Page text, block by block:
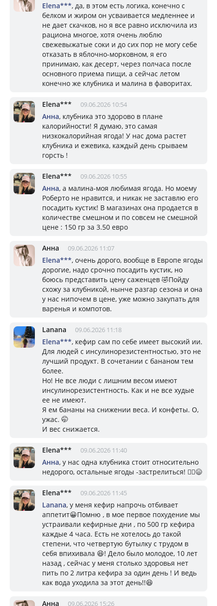
Elena***, да, в этом есть логика, конечно с
белком и жиром он усваивается медленнее и
не дает скачков, но я все равно исключила из
рациона многое, хотя очень люблю
свежевыжатые соки и до сих пор не могу себе
отказать в яблочно-морковном, я его
принимаю, как десерт, через полчаса после
основного приема пищи, а сейчас летом
конечно же клубника и малина в фаворитах.
Elena*** 09.06.2026 10:54
Анна, клубника это здорово в плане
калорийности! Я думаю, это самая
низкокалорийная ягода! У нас дома растет
клубника и ежевика, каждый день срываем
горсть !
Elena*** 09.06.2026 10:55
Анна, а малина-моя любимая ягода. Но моему
Роберто не нравится, и никак не заставлю его
посадить кустик! В магазинах она продается в
количестве смешном и по совсем не смешной
цене : 150 гр за 3.50 евро
Анна 09.06.2026 11:07
Elena***, очень дорого, вообще в Европе ягоды
дорогие, надо срочно посадить кустик, но
боюсь представить цену саженцев 🤣Пойду
схожу за клубникой, нынче разгар сезона и она
у нас нипочем в цене, уже можно закупать для
варенья и компотов.
Lanana 09.06.2026 11:18
Elena***, кефир сам по себе имеет высокий ии.
Для людей с инсулинорезистентностью, это не
лучший продукт. В сочетании с бананом тем
более.
Но! Не все люди с лишним весом имеют
инсулинорезистентность. Как и не все худые
ее не имеют.
Я ем бананы на снижении веса. И конфеты. О,
ужас. 🤭
И вес снижается.
Elena*** 09.06.2026 11:40
Анна, у нас одна клубника стоит относительно
недорого, остальные ягоды -застрелиться! 🤦‍♀️😄
Elena*** 09.06.2026 11:45
Lanana, у меня кефир напрочь отбивает
аппетит😀Помню , в мое первое похудение мы
устраивали кефирные дни , по 500 гр кефира
каждые 4 часа. Есть не хотелось до такой
степени, что четвертую бутылку с трудом в
себя впихивала 😆! Дело было молодое, 10 лет
назад , сейчас у меня столько здоровья нет
пить по 2 литра кефира за один день ! И ведь
как вода уходила за этот день!!😆
Анна 09.06.2026 15:26